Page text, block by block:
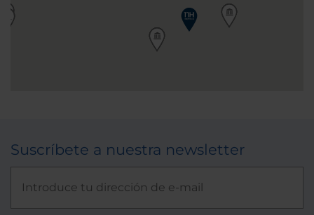
Suscríbete a nuestra newsletter